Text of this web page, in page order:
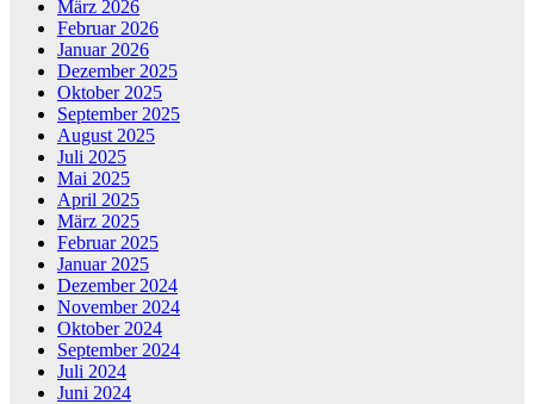
März 2026
Februar 2026
Januar 2026
Dezember 2025
Oktober 2025
September 2025
August 2025
Juli 2025
Mai 2025
April 2025
März 2025
Februar 2025
Januar 2025
Dezember 2024
November 2024
Oktober 2024
September 2024
Juli 2024
Juni 2024